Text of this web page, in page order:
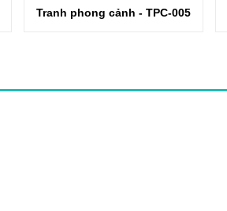
Tranh phong cảnh - TPC-005